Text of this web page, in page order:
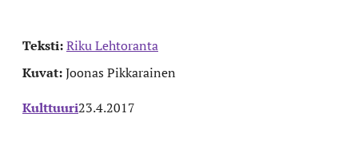
Teksti:Riku Lehtoranta
Kuvat:Joonas Pikkarainen
Kulttuuri23.4.2017